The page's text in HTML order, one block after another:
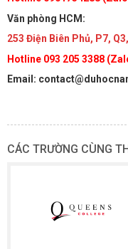
Văn phòng HCM:
253 Điện Biên Phủ, P7,
Hotline 093 205 3388
Email:
CÁC TRƯỜNG CÙNG